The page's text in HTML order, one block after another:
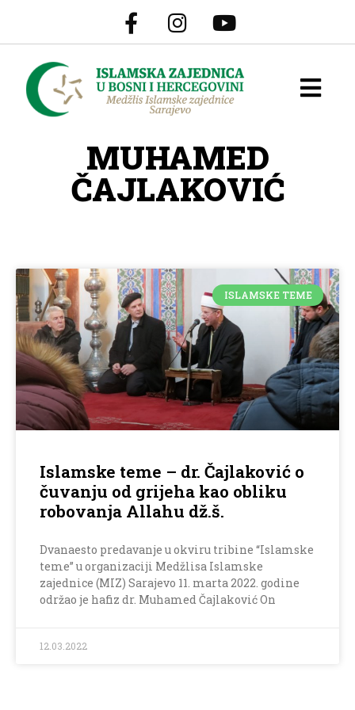
MUHAMED
ČAJLAKOVIĆ
ISLAMSKE TEME
Islamske teme – dr. Čajlaković o
čuvanju od grijeha kao obliku
robovanja Allahu dž.š.
Dvanaesto predavanje u okviru tribine “Islamske
teme” u organizaciji Medžlisa Islamske
zajednice (MIZ) Sarajevo 11. marta 2022. godine
održao je hafiz dr. Muhamed Čajlaković On
12.03.2022